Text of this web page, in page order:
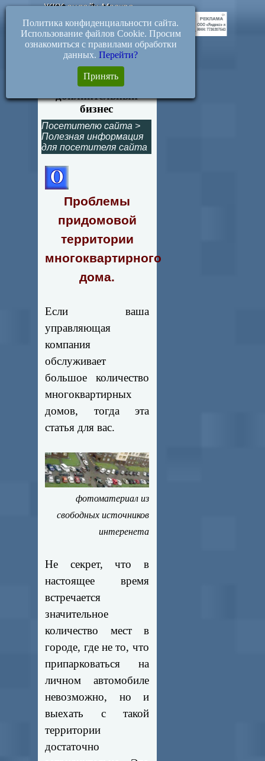
ЖКХ-онлайн.Москва
Эвакуация
автомобилей - как
доплнительный
бизнес
Посетителю сайта >
Полезная информация
для посетителя сайта
Проблемы
придомовой
территории
многоквартирного
дома.
Если ваша
управляющая
компания
обслуживает
большое количество
многоквартирных
домов, тогда эта
статья для вас.
фотоматериал из
свободных источников
интеренета
Не секрет, что в
настоящее время
встречается
значительное
количество мест в
городе, где не то, что
припарковаться на
личном автомобиле
невозможно, но и
выехать с такой
территории
достаточно
Политика конфиденциальности сайта.
Использование файлов Cookie. Просим
ознакомиться с правилами обработки
данных. Перейти?
Принять